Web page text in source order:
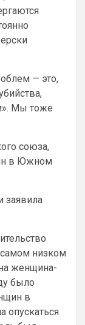
— это,
Мы тоже
союза,
в Южном
заявила
низком
женщина-
было
в
опускаться